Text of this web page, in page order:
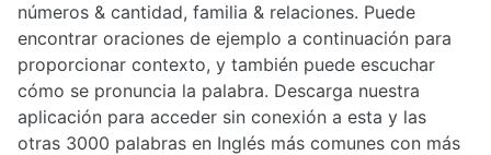
números & cantidad, familia & relaciones. Puede
encontrar oraciones de ejemplo a continuación para
proporcionar contexto, y también puede escuchar
cómo se pronuncia la palabra. Descarga nuestra
aplicación para acceder sin conexión a esta y las
otras 3000 palabras en Inglés más comunes con más